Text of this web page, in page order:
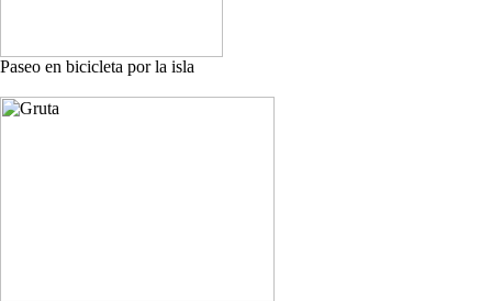
Paseo en bicicleta por la isla